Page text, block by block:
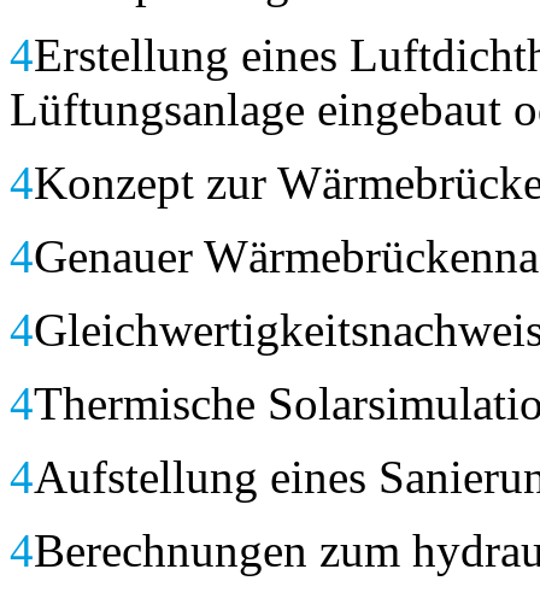
4Erstellung eines
Lüftungsanlage eingebaut
4Konzept zur
4Genauer
4
4Thermische
4Aufstellung eines
4Berechnungen zum